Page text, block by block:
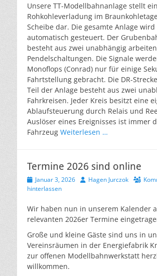
Unsere TT-Modellbahnanlage stellt
Rohkohleverladung im
Scheibe dar. Die gesamte Anlage
automatisch gesteuert. Der
besteht aus zwei unabhängig
Pendelschaltungen. Die Signale
Monoflops (Conrad) nur für einige
Fahrtstellung gebracht. Die DR-
Teil der Anlage besteht aus zwei
Fahrkreisen. Jeder Kreis besitzt eine
Ablaufsteuerung durch Relais und
Auslöser eines Ereignisses ist immer
Fahrzeug Weiterlesen …
Termine 2026 sind online
Veröffentlicht
am
Januar 3, 2026 AutorHagen Jurczok
hinterlassen
Wir haben nun in unserem Kalender
relevanten 2026er Termine
Große und kleine Gäste sind uns in
Vereinsräumen in der Energiefabrik
zur offenen Modellbahnwerkstatt
willkommen.